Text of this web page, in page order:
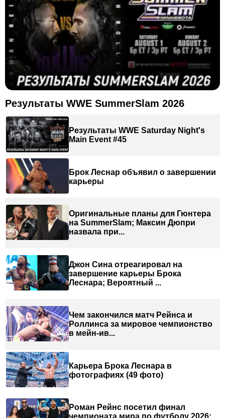
Результаты WWE SummerSlam 2026
Результаты WWE Saturday Night's
Main Event #45
Брок Леснар объявил о завершении
карьеры
Оригинальные планы для Гюнтера
на SummerSlam; Максин Дюпри
назвала при...
Джон Сина отреагировал на
завершение карьеры Брока
Леснара; Вероятный ...
Чем закончился матч Рейнса и
Роллинса за мировое чемпионство
в мейн-ив...
Карьера Брока Леснара в
фотографиях (49 фото)
Роман Рейнс посетил финал